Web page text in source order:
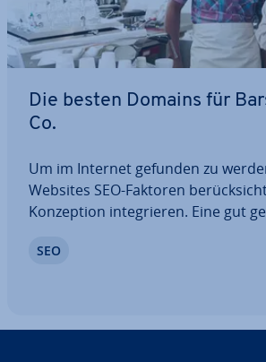
Die besten Domains für
Co.
Um im Internet gefunden zu
Websites SEO-Faktoren
Kon­zep­ti­on in­te­grie­ren. Eine gut
teil der Ver­mark­tungs­stra­te­gie.
SEO